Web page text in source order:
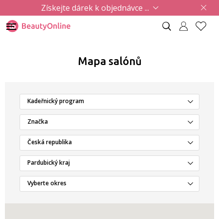
Získejte dárek k objednávce ...
Mapa salónů
Kadeřnický program
Značka
Česká republika
Pardubický kraj
Vyberte okres